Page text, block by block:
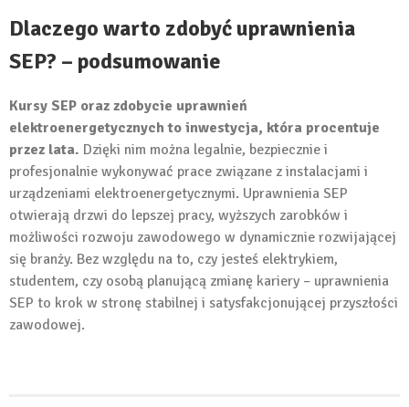
Dlaczego warto zdobyć uprawnienia
SEP? – podsumowanie
Kursy SEP oraz zdobycie uprawnień
elektroenergetycznych to inwestycja, która procentuje
przez lata. Dzięki nim można legalnie, bezpiecznie i
profesjonalnie wykonywać prace związane z instalacjami i
urządzeniami elektroenergetycznymi. Uprawnienia SEP
otwierają drzwi do lepszej pracy, wyższych zarobków i
możliwości rozwoju zawodowego w dynamicznie rozwijającej
się branży. Bez względu na to, czy jesteś elektrykiem,
studentem, czy osobą planującą zmianę kariery – uprawnienia
SEP to krok w stronę stabilnej i satysfakcjonującej przyszłości
zawodowej.